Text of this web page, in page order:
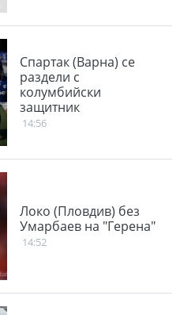
Спартак (Варна) се
раздели с
колумбийски
защитник
14:56
Локо (Пловдив) без
Умарбаев на "Герена"
14:52